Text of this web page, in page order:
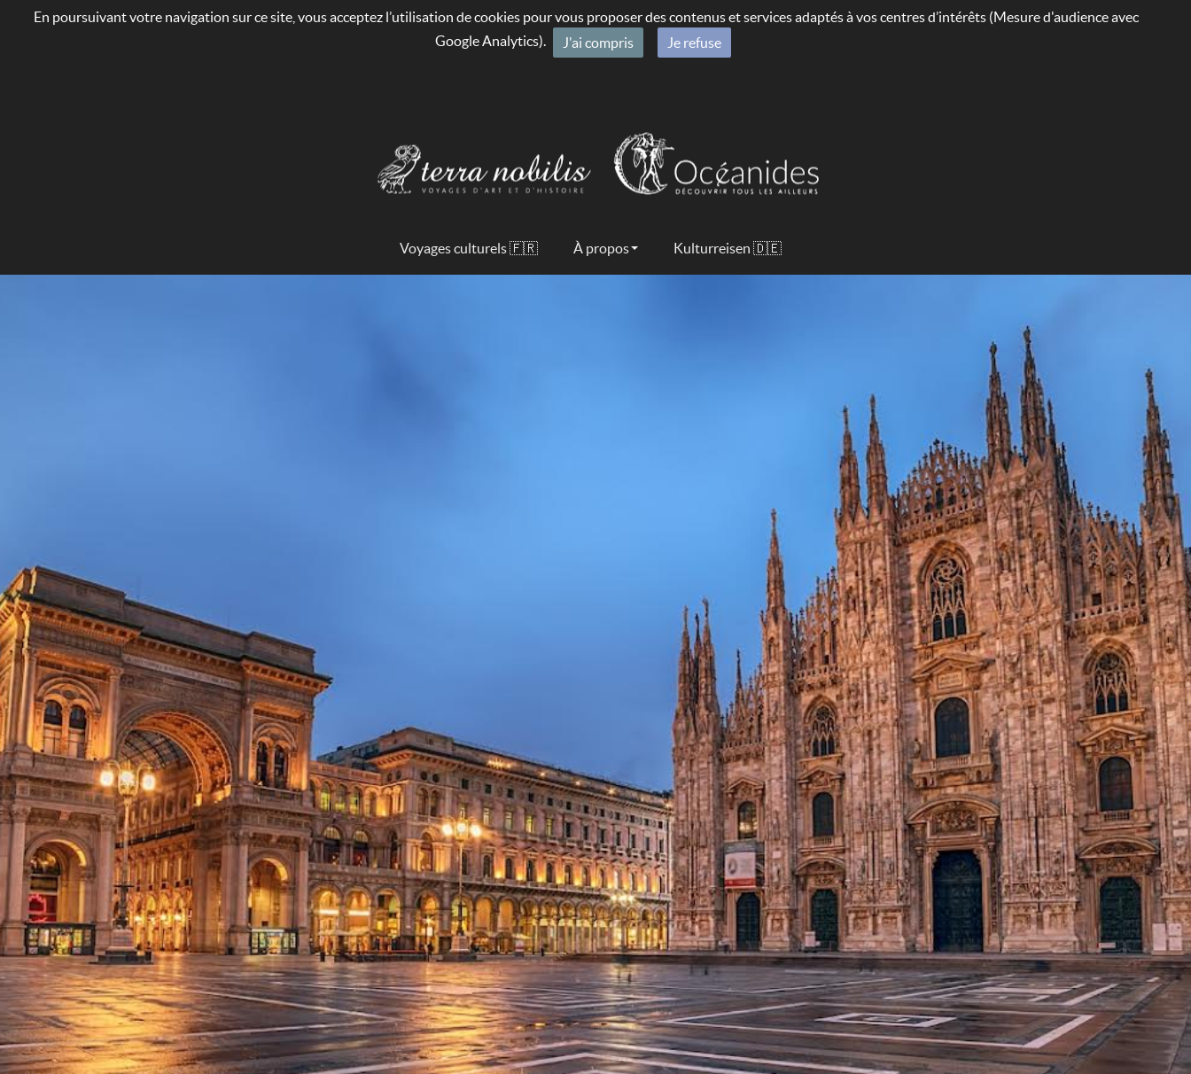
En poursuivant votre navigation sur ce site, vous acceptez l’utilisation de cookies pour vous proposer des contenus et services adaptés à vos centres d’intérêts (Mesure d'audience avec
Google Analytics).
J'ai compris Je refuse
Voyages culturels 🇫🇷 À propos Kulturreisen 🇩🇪